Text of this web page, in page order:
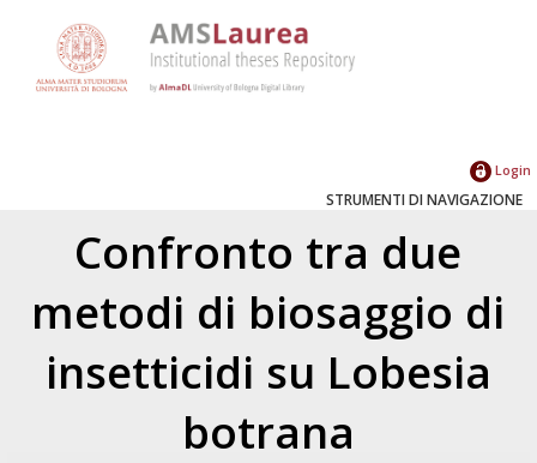
Login
STRUMENTI DI NAVIGAZIONE
Confronto tra due
metodi di biosaggio di
insetticidi su Lobesia
botrana